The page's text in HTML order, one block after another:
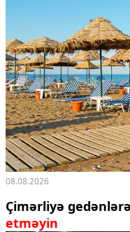
08.08.2026
Çimərliyə gedənlərə
etməyin